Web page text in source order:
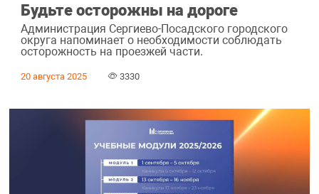
Будьте осторожны на дороге
Администрация Сергиево-Посадского городского
округа напоминает о необходимости соблюдать
осторожность на проезжей части.
20 августа 2025 3330